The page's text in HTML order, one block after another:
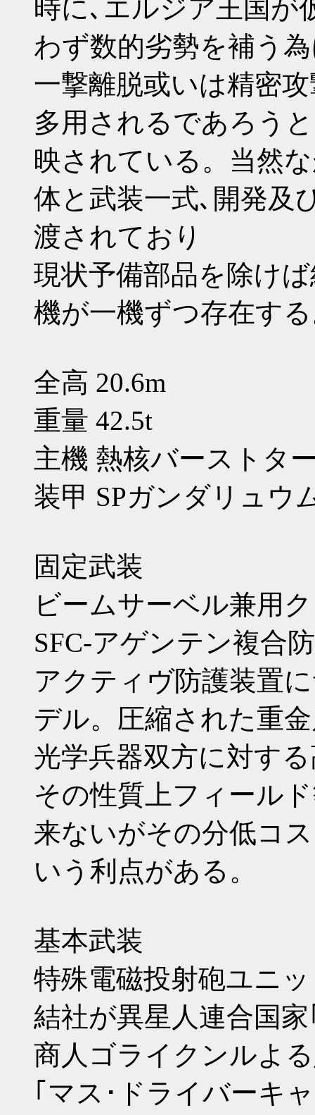
時に､エルジア王国が
わず数的劣勢を補う
一撃離脱或いは精密
多用されるであろう
映されている。当然
体と武装一式､開発及
渡されており
現状予備部品を除け
機が一機ずつ存在す
全高 20.6m
重量 42.5t
主機 熱核バーストタ
装甲 SPガンダリュウ
固定武装
ビームサーベル兼用
SFC-アゲンテン複合
アクティヴ防護装置
デル。圧縮された重
光学兵器双方に対す
その性質上フィール
来ないがその分低コ
いう利点がある。
基本武装
特殊電磁投射砲ユニ
結社が異星人連合国
商人ゴライクンルよ
｢マス･ドライバーキ